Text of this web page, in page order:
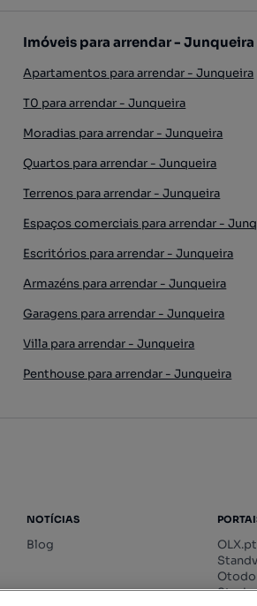
Imóveis para arrendar - Junqueira
Apartamentos para arrendar - Junqueira
T0 para arrendar - Junqueira
Moradias para arrendar - Junqueira
Quartos para arrendar - Junqueira
Terrenos para arrendar - Junqueira
Espaços comerciais para arrendar -
Escritórios para arrendar - Junqueira
Armazéns para arrendar - Junqueira
Garagens para arrendar - Junqueira
Villa para arrendar - Junqueira
Penthouse para arrendar - Junqueira
NOTÍCIAS
Blog
OLX.pt